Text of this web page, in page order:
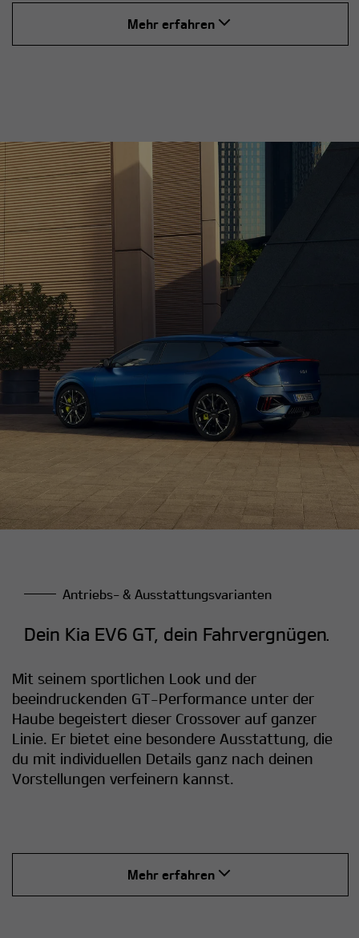
Mehr erfahren
Antriebs- & Ausstattungsvarianten
Dein Kia EV6 GT, dein Fahrvergnügen.
Mit seinem sportlichen Look und der
beeindruckenden GT-Performance unter der
Haube begeistert dieser Crossover auf ganzer
Linie. Er bietet eine besondere Ausstattung, die
du mit individuellen Details ganz nach deinen
Vorstellungen verfeinern kannst.
Mehr erfahren